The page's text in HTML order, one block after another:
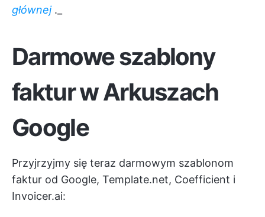
głównej ._
Darmowe szablony
faktur w Arkuszach
Google
Przyjrzyjmy się teraz darmowym szablonom
faktur od Google, Template.net, Coefficient i
Invoicer.ai: